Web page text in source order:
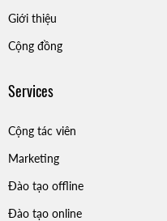
Giới thiệu
Cộng đồng
Services
Cộng tác viên
Marketing
Đào tạo offline
Đào tạo online